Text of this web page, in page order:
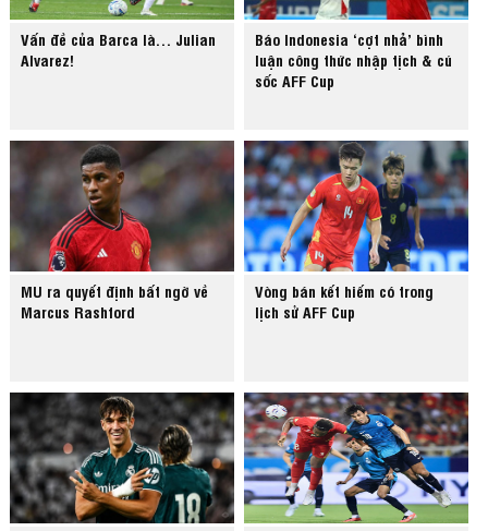
Vấn đề của Barca là… Julian
Alvarez!
Báo Indonesia ‘cợt nhả’ bình
luận công thức nhập tịch & cú
sốc AFF Cup
MU ra quyết định bất ngờ về
Marcus Rashford
Vòng bán kết hiếm có trong
lịch sử AFF Cup